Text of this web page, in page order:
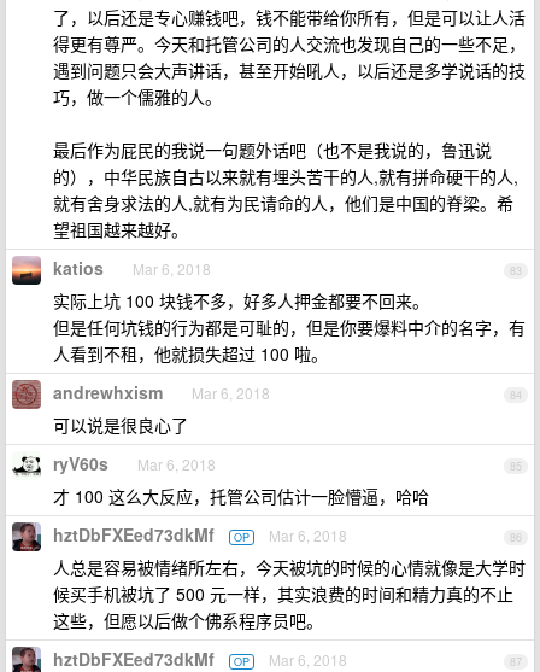
了，以后还是专心赚钱吧，钱不能带给你所有，但是可以让人活
得更有尊严。今天和托管公司的人交流也发现自己的一些不足，
遇到问题只会大声讲话，甚至开始吼人，以后还是多学说话的技
巧，做一个儒雅的人。
最后作为屁民的我说一句题外话吧（也不是我说的，鲁迅说
的），中华民族自古以来就有埋头苦干的人,就有拼命硬干的人,
就有舍身求法的人,就有为民请命的人，他们是中国的脊梁。希
望祖国越来越好。
83
katios Mar 6, 2018
实际上坑 100 块钱不多，好多人押金都要不回来。
但是任何坑钱的行为都是可耻的，但是你要爆料中介的名字，有
人看到不租，他就损失超过 100 啦。
84
andrewhxism Mar 6, 2018
可以说是很良心了
85
ryV60s Mar 6, 2018
才 100 这么大反应，托管公司估计一脸懵逼，哈哈
86
hztDbFXEed73dkMf OP Mar 6, 2018
人总是容易被情绪所左右，今天被坑的时候的心情就像是大学时
候买手机被坑了 500 元一样，其实浪费的时间和精力真的不止
这些，但愿以后做个佛系程序员吧。
87
hztDbFXEed73dkMf OP Mar 6, 2018